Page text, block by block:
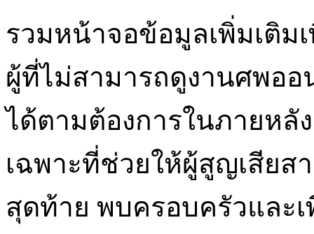
รวมหน้าจอข้อมูลเพิ่มเติม
ผู้ที่ไม่สามารถดูงานศพอ
ได้ตามต้องการในภายห
เฉพาะที่ช่วยให้ผู้สูญเสียส
สุดท้าย พบครอบครัวและ